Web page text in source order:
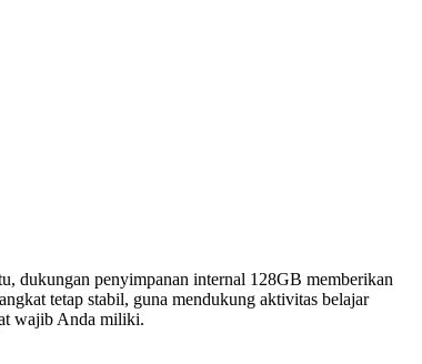
dukungan penyimpanan internal 128GB memberikan
tetap stabil, guna mendukung aktivitas belajar
wajib Anda miliki.